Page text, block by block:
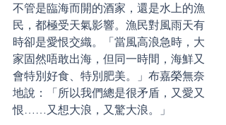
不管是臨海而開的酒家，還是水上的漁
民，都極受天氣影響。漁民對風雨天有
時卻是愛恨交織。「當風高浪急時，大
家固然唔敢出海，但同一時間，海鮮又
會特別好食、特別肥美。」布嘉榮無奈
地說：「所以我們總是很矛盾，又愛又
恨……又想大浪，又驚大浪。」